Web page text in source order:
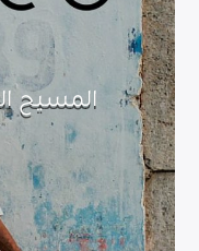
المسيح